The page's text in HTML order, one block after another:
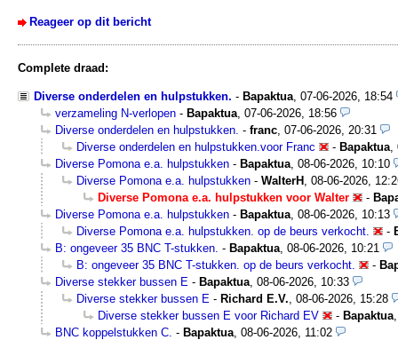
Reageer op dit bericht
Complete draad:
Diverse onderdelen en hulpstukken. - Bapaktua 07-06-2026, 18:54
verzameling N-verlopen - Bapaktua 07-06-2026, 18:56
Diverse onderdelen en hulpstukken. - franc 07-06-2026, 20:31
Diverse onderdelen en hulpstukken.voor Franc
- Bapaktua
Diverse Pomona e.a. hulpstukken - Bapaktua 08-06-2026, 10:10
Diverse Pomona e.a. hulpstukken - WalterH
08-06-2026,
Diverse Pomona e.a. hulpstukken voor Walter
-
Diverse Pomona e.a. hulpstukken - Bapaktua 08-06-2026, 10:13
Diverse Pomona e.a. hulpstukken. op de beurs verkocht.
-
B: ongeveer 35 BNC T-stukken. - Bapaktua 08-06-2026, 10:21
B: ongeveer 35 BNC T-stukken. op de beurs verkocht.
-
Diverse stekker bussen E - Bapaktua 08-06-2026, 10:33
Diverse stekker bussen E - Richard E.V. 08-06-2026, 15:28
Diverse stekker bussen E voor Richard EV
- Bapaktua
BNC koppelstukken C. - Bapaktua 08-06-2026, 11:02